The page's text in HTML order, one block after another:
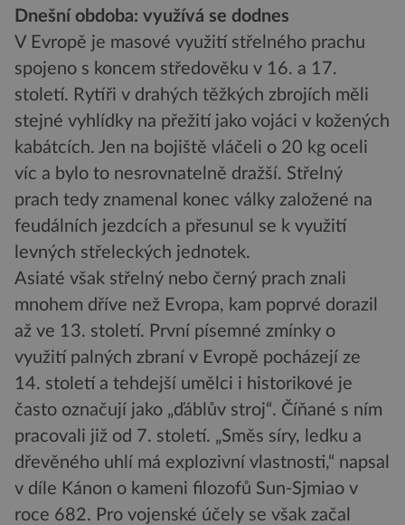
Dnešní obdoba: využívá se dodnes
V Evropě je masové využití střelného prachu
spojeno s koncem středověku v 16. a 17.
století. Rytíři v drahých těžkých zbrojích měli
stejné vyhlídky na přežití jako vojáci v kožených
kabátcích. Jen na bojiště vláčeli o 20 kg oceli
víc a bylo to nesrovnatelně dražší. Střelný
prach tedy znamenal konec války založené na
feudálních jezdcích a přesunul se k využití
levných střeleckých jednotek.
Asiaté však střelný nebo černý prach znali
mnohem dříve než Evropa, kam poprvé dorazil
až ve 13. století. První písemné zmínky o
využití palných zbraní v Evropě pocházejí ze
14. století a tehdejší umělci i historikové je
často označují jako „ďáblův stroj“. Číňané s ním
pracovali již od 7. století. „Směs síry, ledku a
dřevěného uhlí má explozivní vlastnosti,“ napsal
v díle Kánon o kameni filozofů Sun-Sjmiao v
roce 682. Pro vojenské účely se však začal